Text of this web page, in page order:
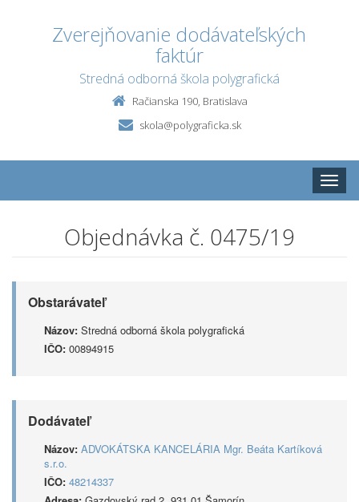
Zverejňovanie dodávateľských
faktúr
Stredná odborná škola polygrafická
Račianska 190, Bratislava
skola@polygraficka.sk
Toggle
Objednávka č. 0475/19
Obstarávateľ
Názov: Stredná odborná škola polygrafická
IČO: 00894915
Dodávateľ
Názov: ADVOKÁTSKA KANCELÁRIA Mgr. Beáta Kartíková
s.r.o.
IČO: 48214337